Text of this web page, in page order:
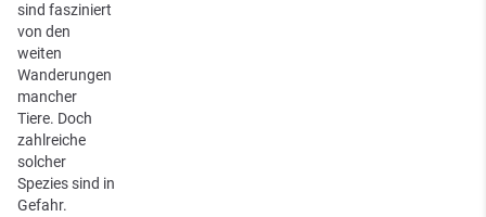
sind fasziniert
von den
weiten
Wanderungen
mancher
Tiere. Doch
zahlreiche
solcher
Spezies sind in
Gefahr.